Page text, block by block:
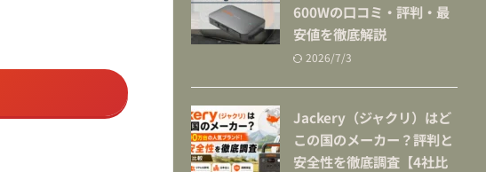
600Wの口コミ・評判・最
安値を徹底解説
2026/7/3
Jackery（ジャクリ）はど
この国のメーカー？評判と
安全性を徹底調査【4社比